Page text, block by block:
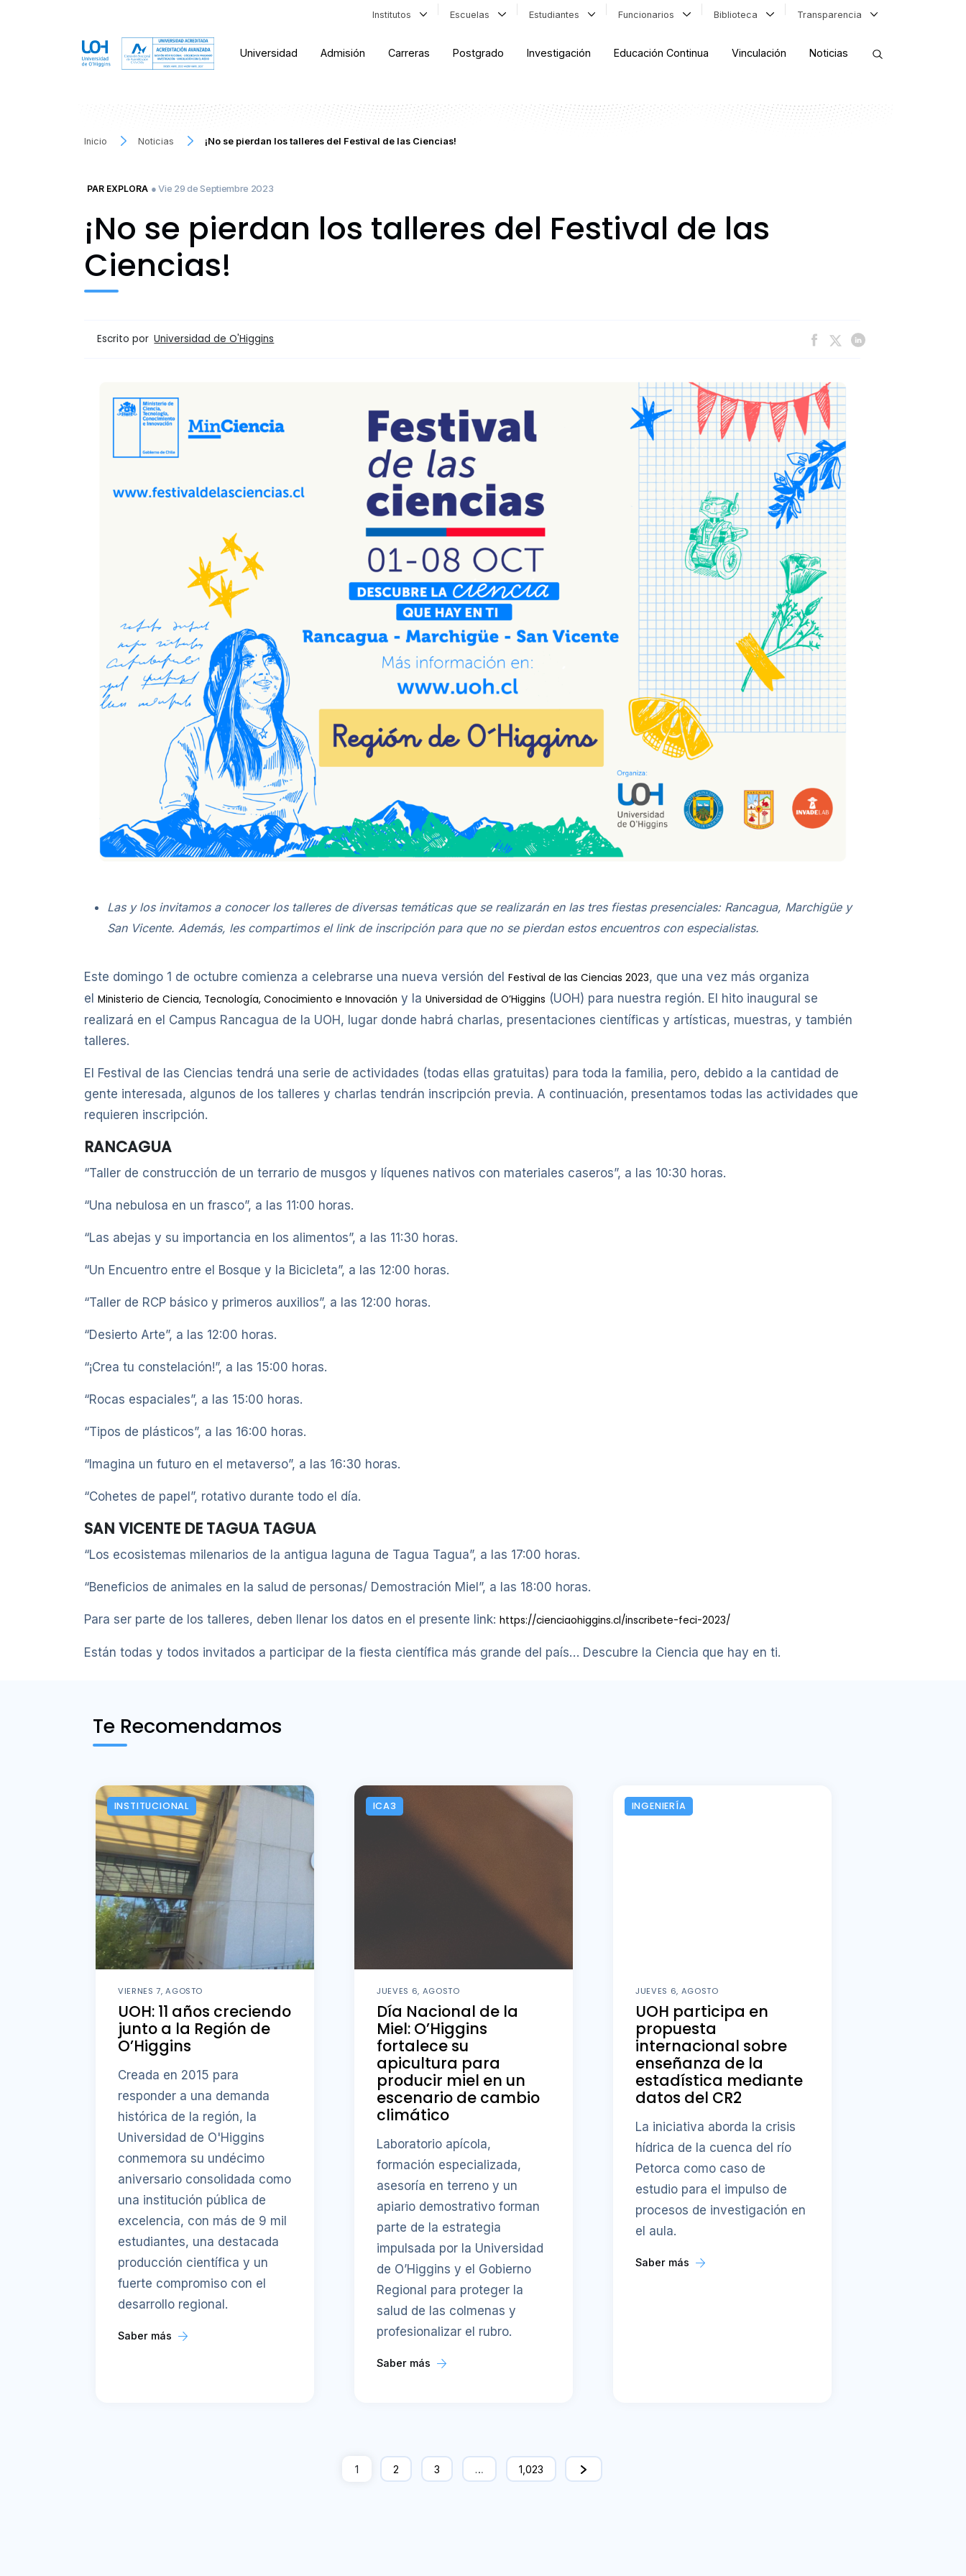
Institutos Escuelas Estudiantes Funcionarios Biblioteca Transparencia
Universidad Admisión Carreras Postgrado Investigación Educación Continua Vinculación Noticias
Inicio Noticias ¡No se pierdan los talleres del Festival de las Ciencias!
PAR EXPLORA ● Vie 29 de Septiembre 2023
¡No se pierdan los talleres del Festival de las
Ciencias!
Escrito por Universidad de O'Higgins
Las y los invitamos a conocer los talleres de diversas temáticas que se realizarán en las tres fiestas presenciales: Rancagua, Marchigüe y
San Vicente. Además, les compartimos el link de inscripción para que no se pierdan estos encuentros con especialistas.
Este domingo 1 de octubre comienza a celebrarse una nueva versión del Festival de las Ciencias 2023, que una vez más organiza
el Ministerio de Ciencia, Tecnología, Conocimiento e Innovación y la Universidad de O’Higgins (UOH) para nuestra región. El hito inaugural se
realizará en el Campus Rancagua de la UOH, lugar donde habrá charlas, presentaciones científicas y artísticas, muestras, y también
talleres.
El Festival de las Ciencias tendrá una serie de actividades (todas ellas gratuitas) para toda la familia, pero, debido a la cantidad de
gente interesada, algunos de los talleres y charlas tendrán inscripción previa. A continuación, presentamos todas las actividades que
requieren inscripción.
RANCAGUA
“Taller de construcción de un terrario de musgos y líquenes nativos con materiales caseros”, a las 10:30 horas.
“Una nebulosa en un frasco”, a las 11:00 horas.
“Las abejas y su importancia en los alimentos”, a las 11:30 horas.
“Un Encuentro entre el Bosque y la Bicicleta”, a las 12:00 horas.
“Taller de RCP básico y primeros auxilios”, a las 12:00 horas.
“Desierto Arte”, a las 12:00 horas.
“¡Crea tu constelación!”, a las 15:00 horas.
“Rocas espaciales”, a las 15:00 horas.
“Tipos de plásticos”, a las 16:00 horas.
“Imagina un futuro en el metaverso”, a las 16:30 horas.
“Cohetes de papel”, rotativo durante todo el día.
SAN VICENTE DE TAGUA TAGUA
“Los ecosistemas milenarios de la antigua laguna de Tagua Tagua”, a las 17:00 horas.
“Beneficios de animales en la salud de personas/ Demostración Miel”, a las 18:00 horas.
Para ser parte de los talleres, deben llenar los datos en el presente link: https://cienciaohiggins.cl/inscribete-feci-2023/
Están todas y todos invitados a participar de la fiesta científica más grande del país… Descubre la Ciencia que hay en ti.
Te Recomendamos
INSTITUCIONAL
VIERNES 7, AGOSTO
UOH: 11 años creciendo
junto a la Región de
O’Higgins
Creada en 2015 para
responder a una demanda
histórica de la región, la
Universidad de O'Higgins
conmemora su undécimo
aniversario consolidada como
una institución pública de
excelencia, con más de 9 mil
estudiantes, una destacada
producción científica y un
fuerte compromiso con el
desarrollo regional.
Saber más
ICA3
JUEVES 6, AGOSTO
Día Nacional de la
Miel: O’Higgins
fortalece su
apicultura para
producir miel en un
escenario de cambio
climático
Laboratorio apícola,
formación especializada,
asesoría en terreno y un
apiario demostrativo forman
parte de la estrategia
impulsada por la Universidad
de O’Higgins y el Gobierno
Regional para proteger la
salud de las colmenas y
profesionalizar el rubro.
Saber más
INGENIERÍA
JUEVES 6, AGOSTO
UOH participa en
propuesta
internacional sobre
enseñanza de la
estadística mediante
datos del CR2
La iniciativa aborda la crisis
hídrica de la cuenca del río
Petorca como caso de
estudio para el impulso de
procesos de investigación en
el aula.
Saber más
1 2 3 … 1,023